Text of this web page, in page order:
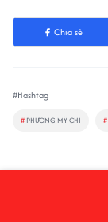
Chia sẻ
#Hashtag
# PHƯƠNG MỸ CHI #